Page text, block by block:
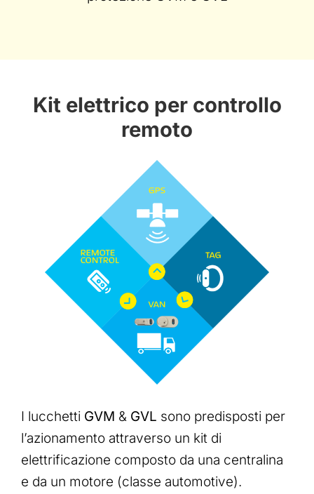
Kit elettrico per controllo
remoto
I lucchetti GVM & GVL sono predisposti per
l’azionamento attraverso un kit di
elettrificazione composto da una centralina
e da un motore (classe automotive).